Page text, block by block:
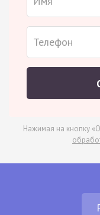
Нажимая на кнопку